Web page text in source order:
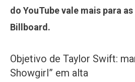
do YouTube vale mais para
Billboard.
Objetivo de Taylor Swift:
Showgirl” em alta